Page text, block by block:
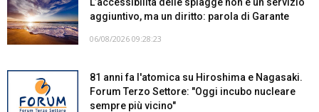
aggiuntivo, ma un diritto: parola di Garante
06/08/2026 09:28:23
81 anni fa l'atomica su Hiroshima e Nagasaki.
Forum Terzo Settore: "Oggi incubo nucleare
sempre più vicino"